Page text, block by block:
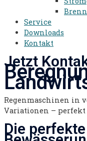
Service
Downloads
Kontakt
Jetzt
Regenmaschinen in
Variationen –
Die